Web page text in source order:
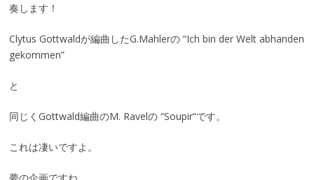
奏します！
Clytus Gottwaldが編曲したG.Mahlerの “Ich bin der Welt abhanden
gekommen”
と
同じくGottwald編曲のM. Ravelの “Soupir”です。
これは凄いですよ。